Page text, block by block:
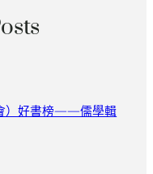
）好書榜——儒學輯